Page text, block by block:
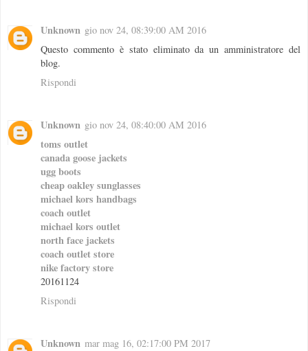
Unknown gio nov 24, 08:39:00 AM 2016
Questo commento è stato eliminato da un amministratore del
blog.
Rispondi
Unknown gio nov 24, 08:40:00 AM 2016
toms outlet
canada goose jackets
ugg boots
cheap oakley sunglasses
michael kors handbags
coach outlet
michael kors outlet
north face jackets
coach outlet store
nike factory store
20161124
Rispondi
Unknown mar mag 16, 02:17:00 PM 2017